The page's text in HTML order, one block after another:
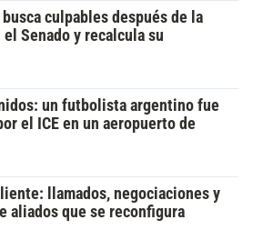
busca culpables después de la
Senado y recalcula su
un futbolista argentino fue
el ICE en un aeropuerto de
llamados, negociaciones y
aliados que se reconfigura